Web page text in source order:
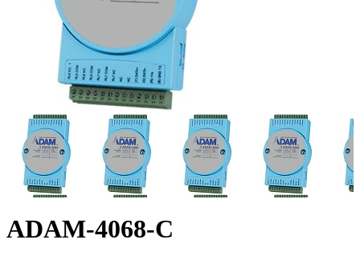
ADAM-4068-C